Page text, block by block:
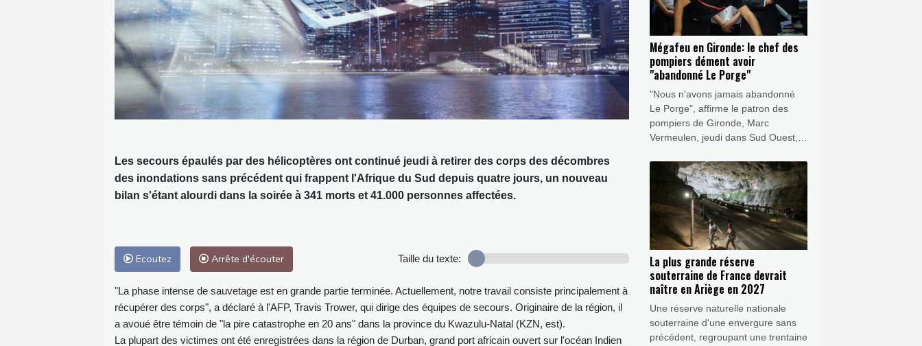
Les secours épaulés par des hélicoptères ont continué jeudi à retirer des corps des décombres
des inondations sans précédent qui frappent l'Afrique du Sud depuis quatre jours, un nouveau
bilan s'étant alourdi dans la soirée à 341 morts et 41.000 personnes affectées.
Ecoutez Arrête d'écouter Taille du texte:
"La phase intense de sauvetage est en grande partie terminée. Actuellement, notre travail consiste principalement à
récupérer des corps", a déclaré à l'AFP, Travis Trower, qui dirige des équipes de secours. Originaire de la région, il
a avoué être témoin de "la pire catastrophe en 20 ans" dans la province du Kwazulu-Natal (KZN, est).
La plupart des victimes ont été enregistrées dans la région de Durban, grand port africain ouvert sur l'océan Indien
Mégafeu en Gironde: le chef des
pompiers dément avoir
"abandonné Le Porge"
"Nous n'avons jamais abandonné
Le Porge", affirme le patron des
pompiers de Gironde, Marc
Vermeulen, jeudi dans Sud Ouest,
village sinistré disent avoir été
"sacrifiés", au profit d'autres, dans
la lutte contre le mégafeu.
La plus grande réserve
souterraine de France devrait
naître en Ariège en 2027
Une réserve naturelle nationale
souterraine d'une envergure sans
précédent, regroupant une trentaine